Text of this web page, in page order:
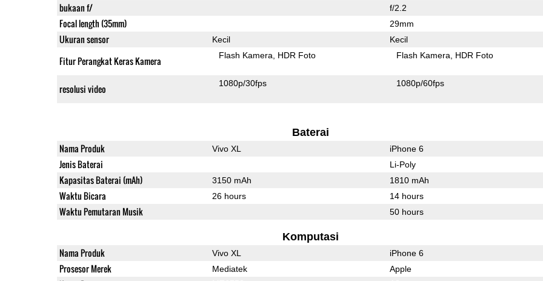
bukaan f/ f/2.2
Focal length (35mm) 29mm
Ukuran sensor Kecil Kecil
Fitur Perangkat Keras Kamera Flash Kamera HDR Foto Flash Kamera HDR Foto
resolusi video 1080p/30fps 1080p/60fps
Baterai
Nama Produk Vivo XL iPhone 6
Jenis Baterai Li-Poly
Kapasitas Baterai (mAh) 3150 mAh 1810 mAh
Waktu Bicara 26 hours 14 hours
Waktu Pemutaran Musik 50 hours
Komputasi
Nama Produk Vivo XL iPhone 6
Prosesor Merek Mediatek Apple